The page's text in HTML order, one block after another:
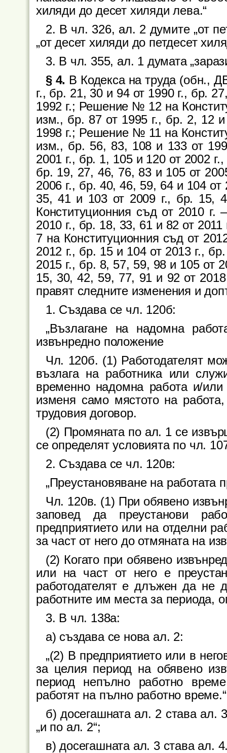
хиляди до десет хиляди лева.“
2. В чл. 326, ал. 2 думите „от
„от десет хиляди до петдесет
3. В чл. 355, ал. 1 думата
§ 4. В Кодекса на труда (обн.,
г., бр. 21, 30 и 94 от 1990 г., бр.
1992 г.; Решение № 12 на
изм., бр. 87 от 1995 г., бр. 2, 12
1998 г.; Решение № 11 на
изм., бр. 56, 83, 108 и 133 от
2001 г., бр. 1, 105 и 120 от 2002
бр. 19, 27, 46, 76, 83 и 105 от
2006 г., бр. 40, 46, 59, 64 и 104
35, 41 и 103 от 2009 г., бр.
Конституционния съд от 2010
2010 г., бр. 18, 33, 61 и 82 от
7 на Конституционния съд от
2012 г., бр. 15 и 104 от 2013 г.,
2015 г., бр. 8, 57, 59, 98 и 105 от
15, 30, 42, 59, 77, 91 и 92 от
правят следните изменения и
1. Създава се чл. 120б:
„Възлагане на надомна
извънредно положение
Чл. 120б. (1) Работодателят
възлага на работника или
временно надомна работа и/
изменя само мястото на
трудовия договор.
(2) Промяната по ал. 1 се
се определят условията по чл.
2. Създава се чл. 120в:
„Преустановяване на работата
Чл. 120в. (1) При обявено
заповед да преустанови
предприятието или на отделни
за част от него до отмяната на
(2) Когато при обявено
или на част от него е
работодателят е длъжен да не
работните им места за периода,
3. В чл. 138а:
а) създава се нова ал. 2:
„(2) В предприятието или в
за целия период на обявено
период непълно работно
работят на пълно работно
б) досегашната ал. 2 става ал.
„и по ал. 2“;
в) досегашната ал. 3 става ал.